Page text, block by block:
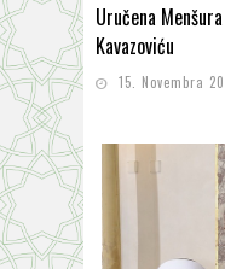
Uručena
Kavazoviću
15. Novembra